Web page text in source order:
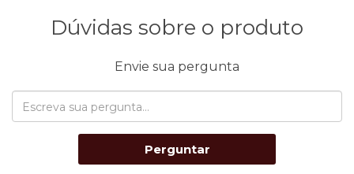
Dúvidas sobre o produto
Envie sua pergunta
Perguntar